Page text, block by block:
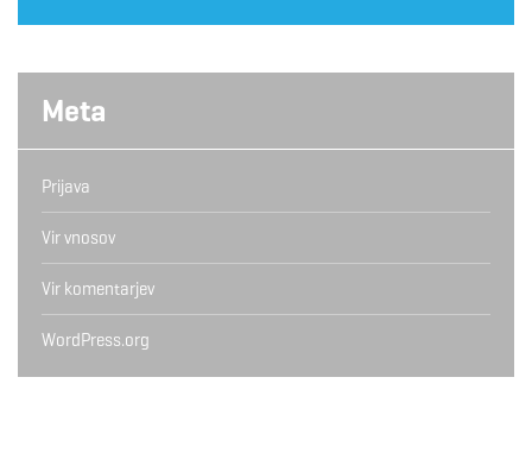
Meta
Prijava
Vir vnosov
Vir komentarjev
WordPress.org